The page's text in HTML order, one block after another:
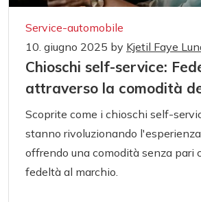
Service-automobile
10. giugno 2025 by Kjetil Faye
Chioschi self-service:
attraverso la comodità
Scoprite come i chioschi self-
stanno rivoluzionando
offrendo una comodità senza pari
fedeltà al marchio.